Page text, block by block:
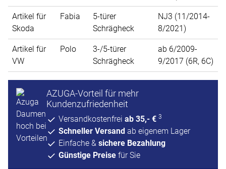
Artikel für
Skoda
Fabia
5-türer
Schrägheck
NJ3 (11/2014-
8/2021)
Artikel für
VW
Polo
3-/5-türer
Schrägheck
ab 6/2009-
9/2017 (6R, 6C)
AZUGA-Vorteil für mehr
Kundenzufriedenheit
Versandkostenfrei ab 35,- € 3
Schneller Versand ab eigenem Lager
Einfache & sichere Bezahlung
Günstige Preise für Sie